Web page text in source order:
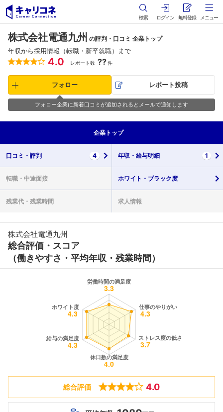
検索 ログイン 無料登録 メニュー
株式会社電通九州 の評判・口コミ 企業トップ
年収から採用情報（転職・新卒就職）まで
4.0 レポート数 ??件
フォロー レポート投稿
フォロー企業に新着口コミが追加されるとメールで通知します
企業 トップ
口コミ・ 評判 4 年収・ 給与明細 1
転職・ 中途面接 ホワイト・ ブラック度
残業代・ 残業時間 求人情報
株式会社電通九州
総合評価・スコア
（働きやすさ・平均年収・残業時間）
総合評価 4.0